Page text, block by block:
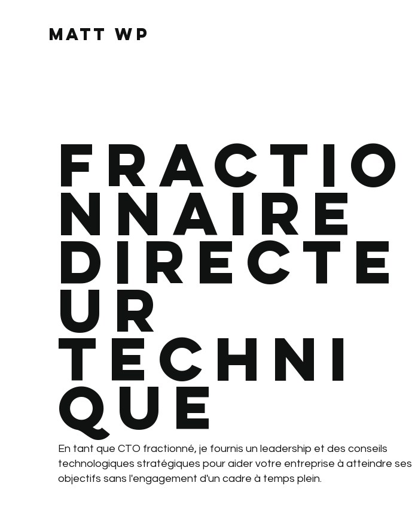
MATT WP
Fractio
nnaire
directe
ur
techni
que
En tant que CTO fractionné, je fournis un leadership et des conseils
technologiques stratégiques pour aider votre entreprise à atteindre ses
objectifs sans l'engagement d'un cadre à temps plein.